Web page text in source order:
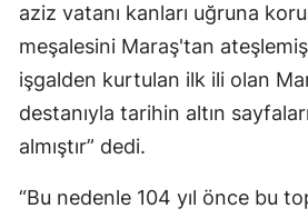
aziz vatanı kanları uğruna
meşalesini Maraş'tan
işgalden kurtulan ilk ili olan
destanıyla tarihin altın
almıştır” dedi.
“Bu nedenle 104 yıl önce bu